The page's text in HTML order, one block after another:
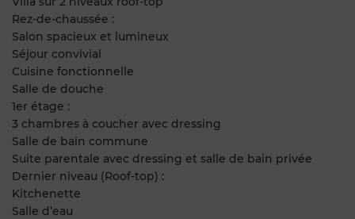
Rez-de-chaussée :
Salon spacieux et lumineux
Séjour convivial
Cuisine fonctionnelle
Salle de douche
1er étage :
3 chambres à coucher avec dressing
Salle de bain commune
Suite parentale avec dressing et salle de bain privée
Dernier niveau (Roof-top) :
Kitchenette
Salle d’eau